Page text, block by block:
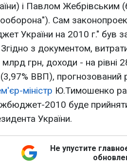
і Павлом Жебрівським
Сам
України на 2010 г." був
з документом,
грн, доходи - на рівні
ВВП), прогнозований
міністр Ю.Тимошенко
2010 буде
України.
Не упустите